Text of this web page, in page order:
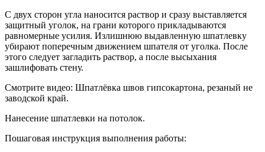
С двух сторон угла наносится раствор и сразу выставляется
защитный уголок, на грани которого прикладываются
равномерные усилия. Излишнюю выдавленную шпатлевку
убирают поперечным движением шпателя от уголка. После
этого следует загладить раствор, а после высыхания
зашлифовать стену.
Смотрите видео: Шпатлёвка швов гипсокартона, резаный не
заводской край.
Нанесение шпатлевки на потолок.
Пошаговая инструкция выполнения работы: